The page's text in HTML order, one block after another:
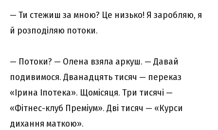
— Ти стежиш за мною? Це низько! Я заробляю, я
й розподіляю потоки.
— Потоки? — Олена взяла аркуш. — Давай
подивимося. Дванадцять тисяч — переказ
«Ірина Іпотека». Щомісяця. Три тисячі —
«Фітнес-клуб Преміум». Дві тисяч — «Курси
дихання маткою».